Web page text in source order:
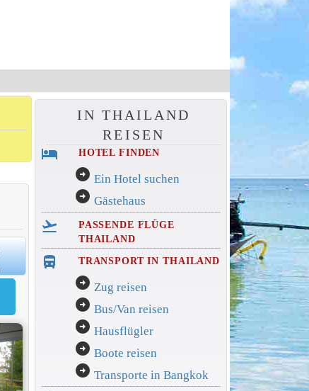
IN THAILAND
REISEN
hotel HOTEL FINDEN
arrow_circle_right Ein Hotel suchen
arrow_circle_right Gästehaus
flight_takeoff
PASSENDE FLÜGE
THAILAND
directions_bus_filled TRANSPORT IN THAILAND
arrow_circle_right Zug reisen
arrow_circle_right Bus/Van reisen
arrow_circle_right Hausflügler
arrow_circle_right Boote reisen
arrow_circle_right Transporte in Bangkok